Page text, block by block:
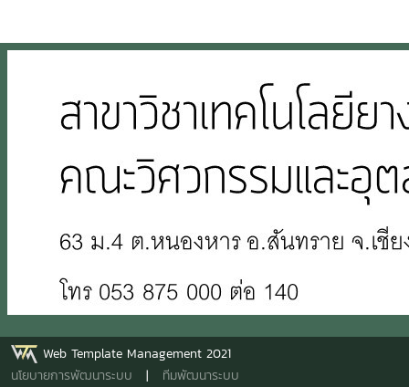
Web Template Management 2021
นโยบายการพัฒนาระบบ | ทีมพัฒนาระบบ